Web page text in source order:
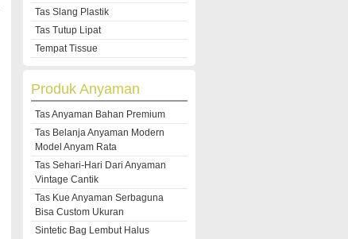
Tas Slang Plastik
Tas Tutup Lipat
Tempat Tissue
Produk Anyaman
Tas Anyaman Bahan Premium
Tas Belanja Anyaman Modern
Model Anyam Rata
Tas Sehari-Hari Dari Anyaman
Vintage Cantik
Tas Kue Anyaman Serbaguna
Bisa Custom Ukuran
Sintetic Bag Lembut Halus